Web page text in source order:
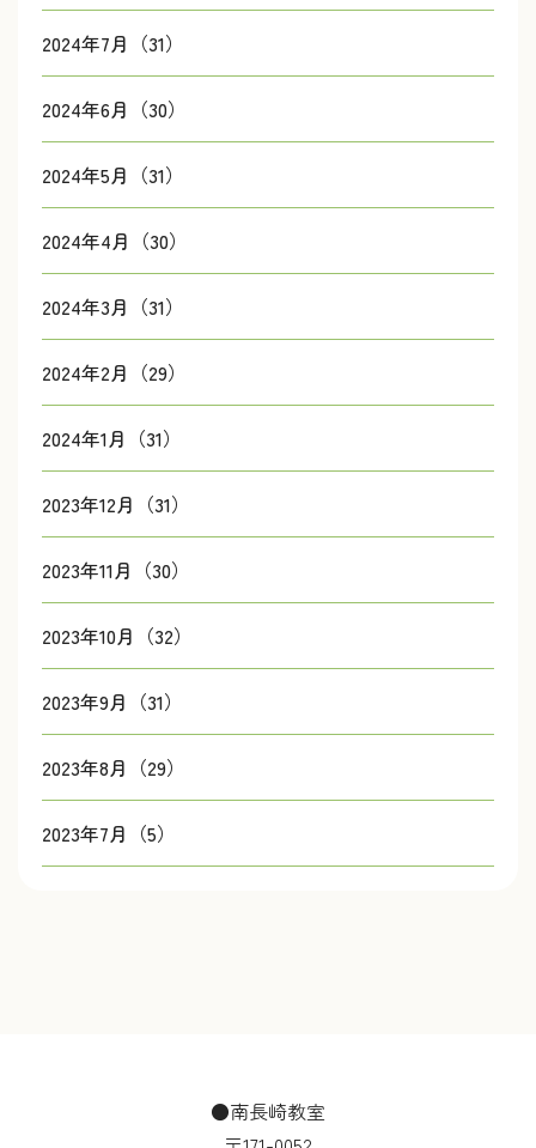
2024年7月（31）
2024年6月（30）
2024年5月（31）
2024年4月（30）
2024年3月（31）
2024年2月（29）
2024年1月（31）
2023年12月（31）
2023年11月（30）
2023年10月（32）
2023年9月（31）
2023年8月（29）
2023年7月（5）
●南長崎教室